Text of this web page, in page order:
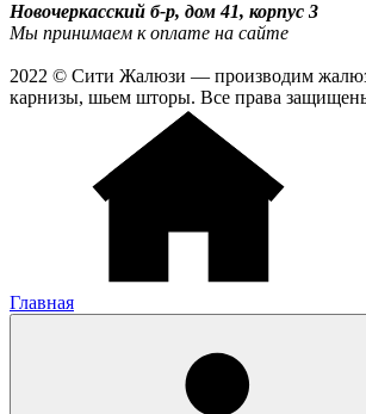
Новочеркасский б-р, дом 41, корпус 3
Мы принимаем к оплате на сайте
2022 © Сити Жалюзи — производим
карнизы, шьем шторы. Все права
Главная